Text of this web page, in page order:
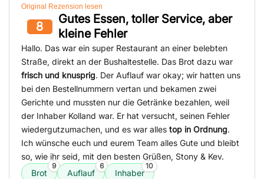
Original Rezension lesen
8
Gutes Essen, toller Service, aber
kleine Fehler
Hallo. Das war ein super Restaurant an einer belebten
Straße, direkt an der Bushaltestelle. Das Brot dazu war
frisch und knusprig. Der Auflauf war okay; wir hatten uns
bei den Bestellnummern vertan und bekamen zwei
Gerichte und mussten nur die Getränke bezahlen, weil
der Inhaber Kolland war. Er hat versucht, seinen Fehler
wiedergutzumachen, und es war alles top in Ordnung.
Ich wünsche euch und eurem Team alles Gute und bleibt
so, wie ihr seid, mit den besten Grüßen, Stony & Kev.
Brot
9
Auflauf
6
Inhaber
10